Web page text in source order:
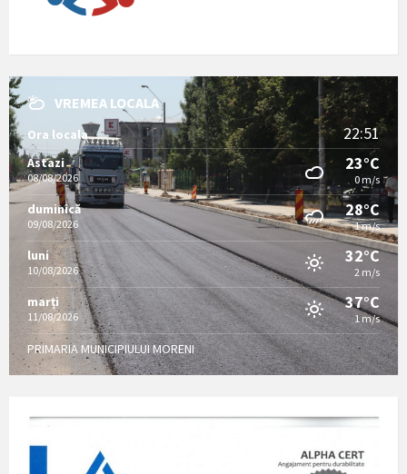
VREMEA LOCALA
Ora locala 22:51
Astazi
08/08/2026
23°C
0 m/s
duminică
09/08/2026
28°C
1 m/s
luni
10/08/2026
32°C
2 m/s
marți
11/08/2026
37°C
1 m/s
PRIMARIA MUNICIPIULUI MORENI